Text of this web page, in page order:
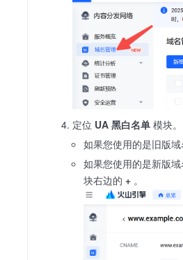
定位 UA 黑白名单 模块。
如果您使用的是旧版
如果您使用的是新版
块右边的 + 。